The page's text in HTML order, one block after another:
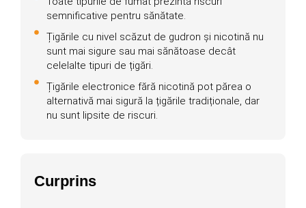
semnificative pentru sănătate.
Țigările cu nivel scăzut de gudron și nicotină nu
sunt mai sigure sau mai sănătoase decât
celelalte tipuri de țigări.
Țigările electronice fără nicotină pot părea o
alternativă mai sigură la țigările tradiționale, dar
nu sunt lipsite de riscuri.
Curprins